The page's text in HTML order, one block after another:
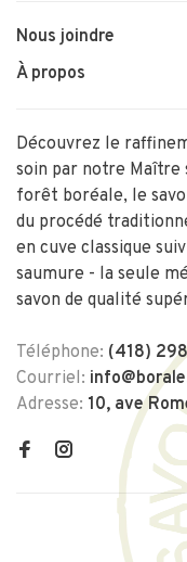
Nous joindre
À propos
Découvrez le
soin par notre Maître
forêt boréale, le
du procédé
en cuve classique
saumure - la seule
savon de qualité
Téléphone: (418)
Courriel:
Adresse: 10, ave